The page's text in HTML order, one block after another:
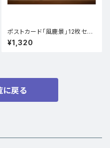
ポストカード「風鹿景」12枚セッ
ト
¥1,320
に戻る